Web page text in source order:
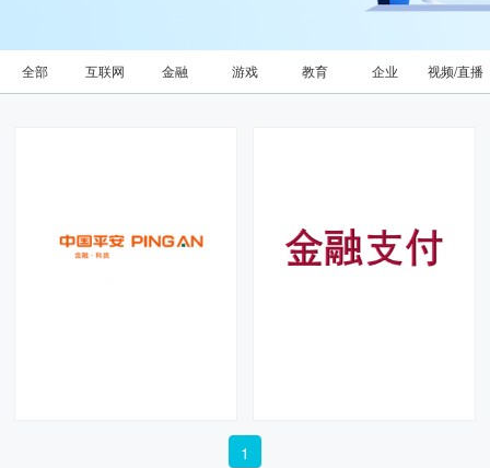
全部 互联网 金融 游戏 教育 企业 视频/直播
1